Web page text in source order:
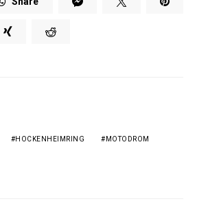
HOCKENHEIMRING MOTODROM